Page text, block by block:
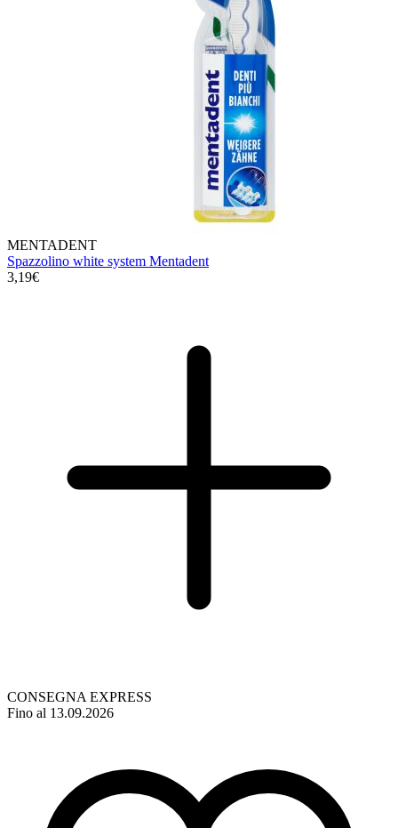
MENTADENT
Spazzolino white system Mentadent
3,19€
CONSEGNA EXPRESS
Fino al 13.09.2026